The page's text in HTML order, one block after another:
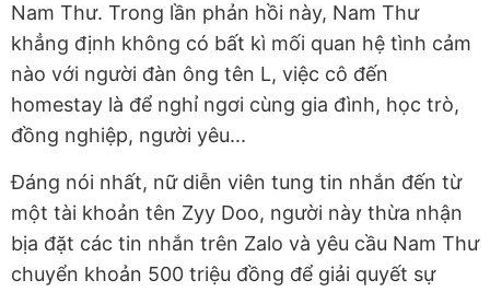
Nam Thư. Trong lần phản hồi này, Nam Thư
khẳng định không có bất kì mối quan hệ tình cảm
nào với người đàn ông tên L, việc cô đến
homestay là để nghỉ ngơi cùng gia đình, học trò,
đồng nghiệp, người yêu...
Đáng nói nhất, nữ diễn viên tung tin nhắn đến từ
một tài khoản tên Zyy Doo, người này thừa nhận
bịa đặt các tin nhắn trên Zalo và yêu cầu Nam Thư
chuyển khoản 500 triệu đồng để giải quyết sự